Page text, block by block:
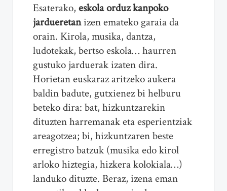
Esaterako, eskola orduz kanpoko
jardueretanizen emateko garaia da
orain. Kirola, musika, dantza,
ludotekak, bertso eskola… haurren
gustuko jarduerak izaten dira.
Horietan euskaraz aritzeko aukera
baldin badute, gutxienez bi helburu
beteko dira: bat, hizkuntzarekin
dituzten harremanak eta esperientziak
areagotzea; bi, hizkuntzaren beste
erregistro batzuk (musika edo kirol
arloko hiztegia, hizkera kolokiala…)
landuko dituzte. Beraz, izena eman